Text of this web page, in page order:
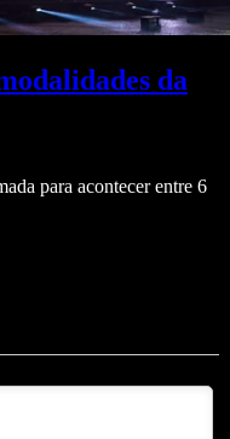
da
para acontecer entre 6